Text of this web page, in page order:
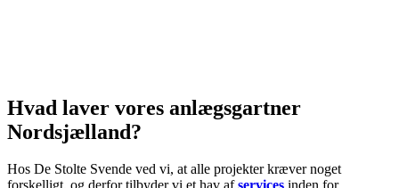
Hvad laver vores anlægsgartner
Nordsjælland?
Hos De Stolte Svende ved vi, at alle projekter kræver noget